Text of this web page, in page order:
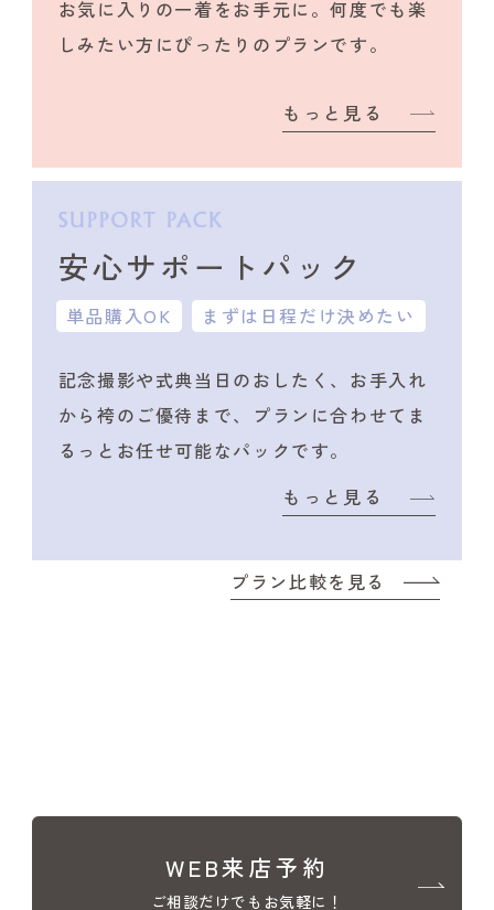
お気に入りの一着をお手元に。何度でも楽
しみたい方にぴったりのプランです。
もっと見る
安心サポートパック
単品購入OK まずは日程だけ決めたい
記念撮影や式典当日のおしたく、 お手入れ
から袴のご優待まで、プランに合わせて ま
るっとお任せ可能なパックです。
もっと見る
プラン比較を見る
WEB来店予約
ご相談だけでもお気軽に！